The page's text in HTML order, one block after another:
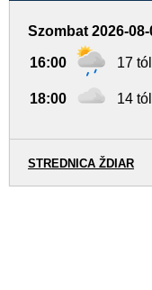
Szombat 2026-08-
16:00 17
18:00 14
STREDNICA ŽDIAR